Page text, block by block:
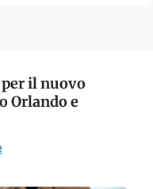
il nuovo
Orlando e